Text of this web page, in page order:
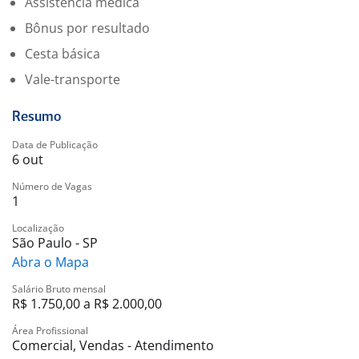
profissional.
Oportunidade real de desenvolvimento na área
comercial.
[Benefícios: vale-transporte, convênio médico e
Bônus por resultado
Cesta básica
Vale-transporte
Resumo
Data de Publicação
6 out
Número de Vagas
1
Localização
São Paulo - SP
Abra o Mapa
Salário Bruto mensal
R$ 1.750,00 a R$ 2.000,00
Área Profissional
Comercial, Vendas - Atendimento